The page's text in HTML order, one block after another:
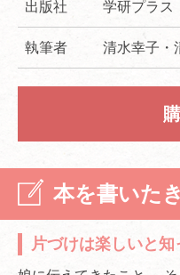
出版社 学研プラス
執筆者 清水幸子・
本を書いた
片づけは楽しいと知